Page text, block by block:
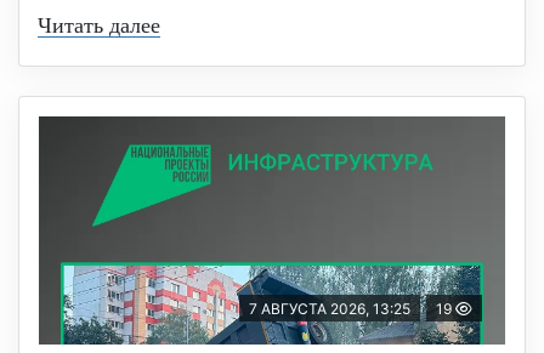
Читать далее
7 АВГУСТА 2026, 13:25 19